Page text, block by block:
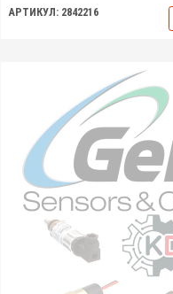
АРТИКУЛ: 2842216